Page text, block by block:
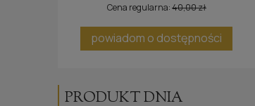
Cena regularna:40,00 zł
powiadom o dostępności
PRODUKT DNIA